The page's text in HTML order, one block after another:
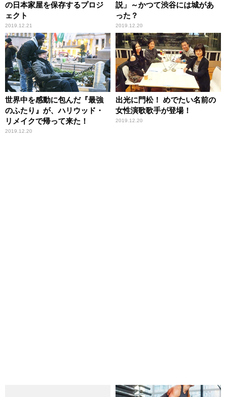
の日本家屋を保存するプロジ
ェクト
2019.12.21
説」～かつて渋谷には城があ
った？
2019.12.20
世界中を感動に包んだ『最強
のふたり』が、ハリウッド・
リメイクで帰って来た！
2019.12.20
出光に門松！ めでたい名前の
女性演歌歌手が登場！
2019.12.20